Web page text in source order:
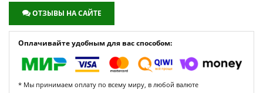
ОТЗЫВЫ НА САЙТЕ
Оплачивайте удобным для вас способом:
* Мы принимаем оплату по всему миру, в любой валюте